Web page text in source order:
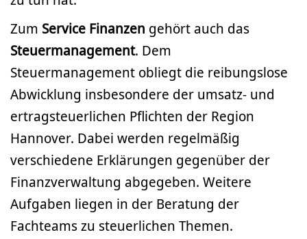
Zum Service Finanzen gehört auch das
Steuermanagement. Dem
Steuermanagement obliegt die reibungslose
Abwicklung insbesondere der umsatz- und
ertragsteuerlichen Pflichten der Region
Hannover. Dabei werden regelmäßig
verschiedene Erklärungen gegenüber der
Finanzverwaltung abgegeben. Weitere
Aufgaben liegen in der Beratung der
Fachteams zu steuerlichen Themen.